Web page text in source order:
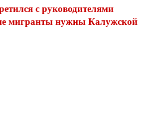
с руководителями
мигранты нужны Калужской